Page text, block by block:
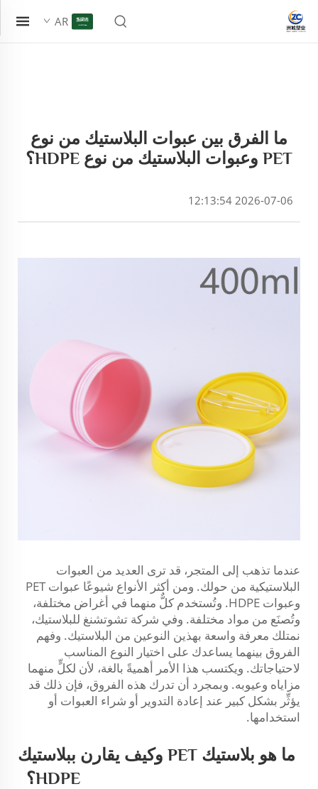
AR
ما الفرق بين عبوات البلاستيك من نوع
PET وعبوات البلاستيك من نوع HDPE؟
2026-07-06 12:13:54
عندما تذهب إلى المتجر، قد ترى العديد من العبوات
البلاستيكية من حولك. ومن أكثر الأنواع شيوعًا عبوات PET
وعبوات HDPE. وتُستخدم كلٌّ منهما في أغراض مختلفة،
وتُصنَع من مواد مختلفة. وفي شركة تشوتشنغ للبلاستيك،
نمتلك معرفة واسعة بهذين النوعين من البلاستيك. وفهم
الفروق بينهما يساعدك على اختيار النوع المناسب
لاحتياجاتك. ويكتسب هذا الأمر أهميةً بالغة، لأن لكلٍّ منهما
مزاياه وعيوبه. وبمجرد أن تدرك هذه الفروق، فإن ذلك قد
يؤثِّر بشكل كبير عند إعادة التدوير أو شراء العبوات أو
استخدامها.
ما هو بلاستيك PET وكيف يقارن ببلاستيك
HDPE؟